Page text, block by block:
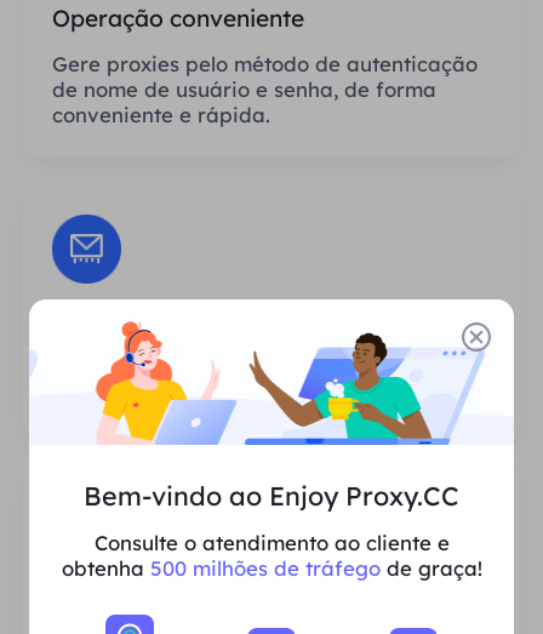
Operação conveniente
Gere proxies pelo método de autenticação
de nome de usuário e senha, de forma
conveniente e rápida.
Sessões Ilimitadas
Não há limite para o número de usos ou
frequências de invocação dos proxies.
Bem-vindo ao Enjoy Proxy.CC
Consulte o atendimento ao cliente e
obtenha 500 milhões de tráfegode graça!